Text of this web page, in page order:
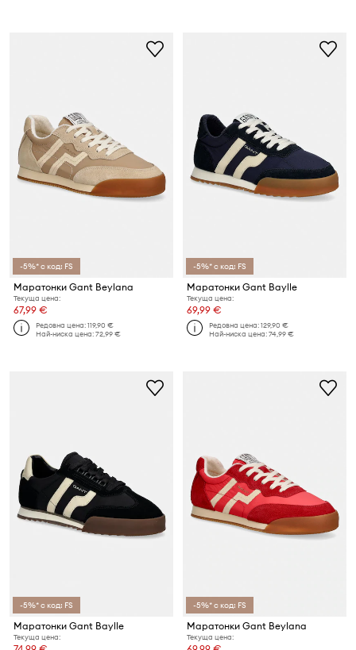
-5%* с код: FS
Маратонки Gant Beylana
Текуща цена:
67,99 €
Редовна цена:119,90 €
Най-ниска цена:72,99 €
-5%* с код: FS
Маратонки Gant Baylle
Текуща цена:
69,99 €
Редовна цена:129,90 €
Най-ниска цена:74,99 €
-5%* с код: FS
Маратонки Gant Baylle
Текуща цена:
-5%* с код: FS
Маратонки Gant Beylana
Текуща цена: